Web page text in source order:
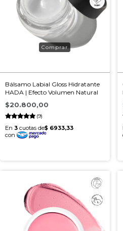
Bálsamo Labial Gloss Hidratante
HADA | Efecto Volumen Natural
(9)
$20.800,00